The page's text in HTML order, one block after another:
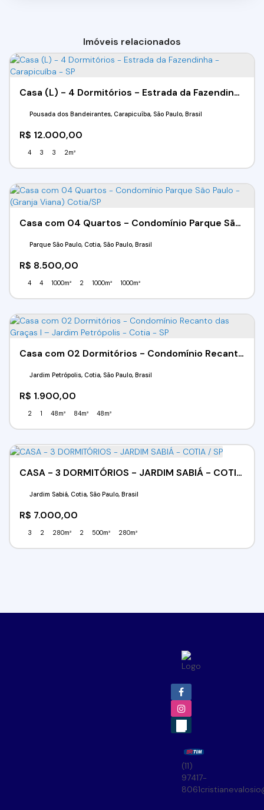
Imóveis relacionados
Casa (L) - 4 Dormitórios - Estrada da Fazendinha - Carapicuíba - SP
R$ 12.000,00
Pousada dos Bandeirantes, Carapicuíba, São Paulo, Brasil
4 3 3 2m²
Casa com 04 Quartos - Condomínio Parque São Paulo - (Granja Viana) Cotia/SP
R$ 8.500,00
Parque São Paulo, Cotia, São Paulo, Brasil
4 4 1000m² 2 1000m² 1000m²
Casa com 02 Dormitórios - Condomínio Recanto das Graças I – Jardim Petrópolis - Cotia - SP
R$ 1.900,00
Jardim Petrópolis, Cotia, São Paulo, Brasil
2 1 48m² 84m² 48m²
CASA - 3 DORMITÓRIOS - JARDIM SABIÁ - COTIA / SP
R$ 7.000,00
Jardim Sabiá, Cotia, São Paulo, Brasil
3 2 280m² 2 500m² 280m²
(11)
97417-
8061